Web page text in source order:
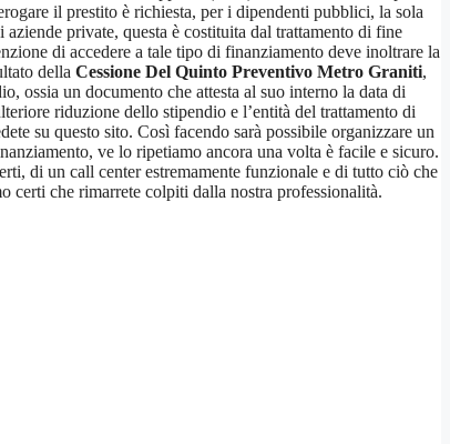
il prestito è richiesta, per i dipendenti pubblici, la sola
private, questa è costituita dal trattamento di fine
di accedere a tale tipo di finanziamento deve inoltrare la
della Cessione Del Quinto Preventivo Metro Graniti,
ossia un documento che attesta al suo interno la data di
riduzione dello stipendio e l’entità del trattamento di
su questo sito. Così facendo sarà possibile organizzare un
ve lo ripetiamo ancora una volta è facile e sicuro.
di un call center estremamente funzionale e di tutto ciò che
certi che rimarrete colpiti dalla nostra professionalità.